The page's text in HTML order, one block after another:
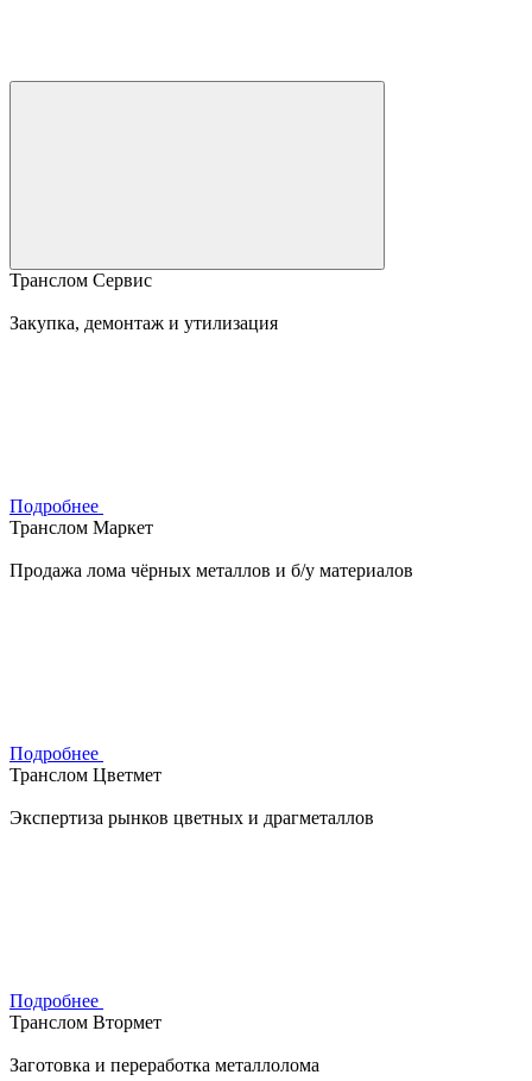
Транслом Сервис
Закупка, демонтаж и утилизация
Подробнее
Транслом Маркет
Продажа лома чёрных металлов и б/у материалов
Подробнее
Транслом Цветмет
Экспертиза рынков цветных и драгметаллов
Подробнее
Транслом Втормет
Заготовка и переработка металлолома